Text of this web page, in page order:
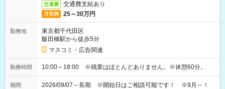
交通費 交通費支給あり
月収例 25～30万円
勤務地
東京都千代田区
飯田橋駅から徒歩5分
マスコミ・広告関連
勤務時間 10:00～18:00 ※残業はほとんどありません。※休憩60分。
期間 2026/09/07～長期 ※開始日はご相談可能です！ ※9月～！